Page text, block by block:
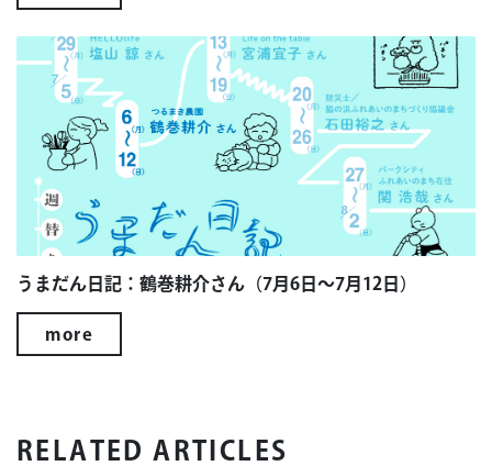
うまだん日記：鶴巻耕介さん（7月6日～7月12日）
more
RELATED ARTICLES